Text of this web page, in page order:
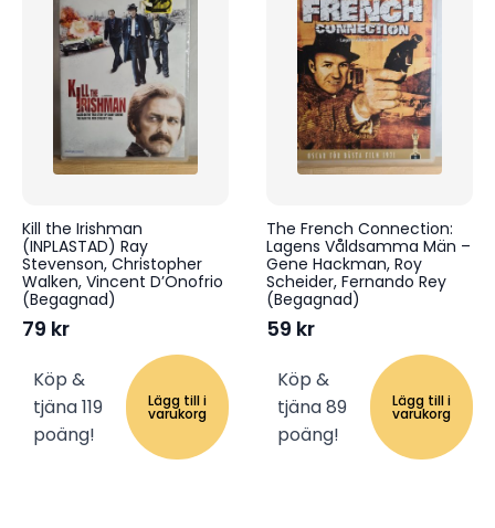
Kill the Irishman
(INPLASTAD) Ray
Stevenson, Christopher
Walken, Vincent D’Onofrio
(Begagnad)
79 kr
Köp &
tjäna 119
poäng!
Lägg till i
varukorg
The French Connection:
Lagens Våldsamma Män –
Gene Hackman, Roy
Scheider, Fernando Rey
(Begagnad)
59 kr
Köp &
tjäna 89
poäng!
Lägg till i
varukorg